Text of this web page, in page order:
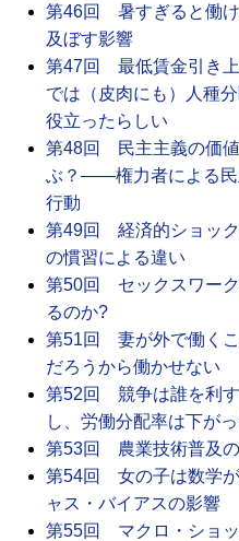
第46回 暑すぎると働
及ぼす影響
第47回 最低賃金引き
では（皮肉にも）人種
役立ったらしい
第48回 民主主義の価
ぶ？――権力者による民
行動
第49回 経済的ショッ
の慣習による違い
第50回 セックスワー
るのか?
第51回 妻が外で働く
だろうから働かせない
第52回 競争は誰を利
し、労働分配率は下が
第53回 農業技術普及の
第54回 女の子は数学
ャス・バイアスの影響
第55回 マクロ・ショ